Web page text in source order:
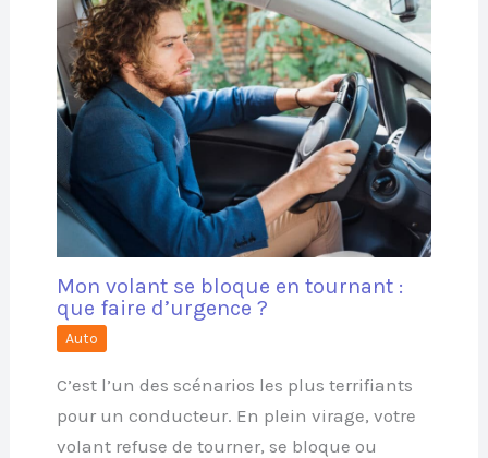
Mon volant se bloque en tournant :
que faire d’urgence ?
Auto
C’est l’un des scénarios les plus terrifiants
pour un conducteur. En plein virage, votre
volant refuse de tourner, se bloque ou